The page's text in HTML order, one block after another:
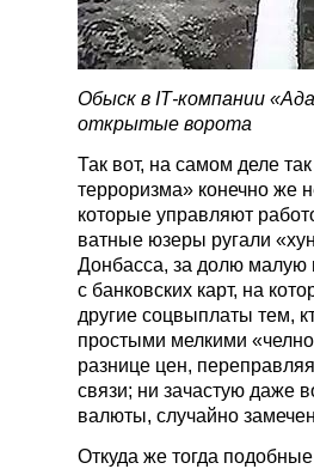
Обыск в IТ-компании
открытые ворота
Так вот, на самом деле
терроризма» конечно же
которые управляют
ватные юзеры ругали
Донбасса, за долю малую
с банковских карт, на
другие соцвыплаты тем,
простыми мелкими
разнице цен,
связи; ни зачастую даже
валюты, случайно
Откуда же тогда